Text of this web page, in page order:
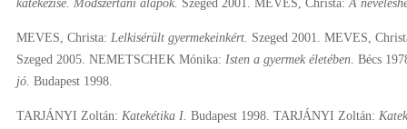
katekézise. Módszertani alapok. Szeged 2001. MEVES, Christa: A
MEVES, Christa: Lelkisérült gyermekeinkért. Szeged 2001. MEVES,
Szeged 2005. NEMETSCHEK Mónika: Isten a gyermek életében. Bécs
jó. Budapest 1998.
TARJÁNYI Zoltán: Katekétika I. Budapest 1998. TARJÁNYI Zoltán: